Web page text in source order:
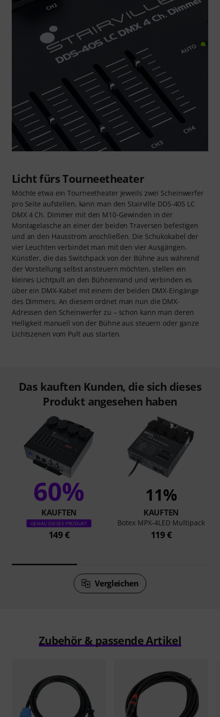
Licht fürs Tourneetheater
Möchte etwa ein Tourneetheater jeweils zwei Scheinwerfer
pro Seite aufstellen, kann man den Stairville DDS-405 LC
DMX 4 Ch. Dimmer mit den M10-Gewinden in der
Montagelasche an einer der beiden Traversen befestigen
und an den Hausstrom anschließen. Die Schukokabel der
vier Leuchten verbindet man mit den vier Ausgängen.
Künstler, die das Switchpack von der Bühne aus während
der Vorstellung selbst ansteuern möchten, stellen ein
kleines Lichtpult an den Bühnenrand und verbinden es
über ein DMX-Kabel mit einem der beiden DMX-Eingänge
des Dimmers. An diesem ordnet man nun die DMX-
Adressen den Scheinwerfer zu – schon kann man deren
Helligkeit manuell von der Bühne aus steuern oder ganze
Lichtszenen vom Pult aus starten.
Das kauften Kunden, die sich dieses
Produkt angesehen haben
60%
KAUFTEN
GENAU DIESES PRODUKT
149 €
11%
KAUFTEN
Botex MPX-4LED Multipack
119 €
Vergleichen
Zubehör & passende Artikel